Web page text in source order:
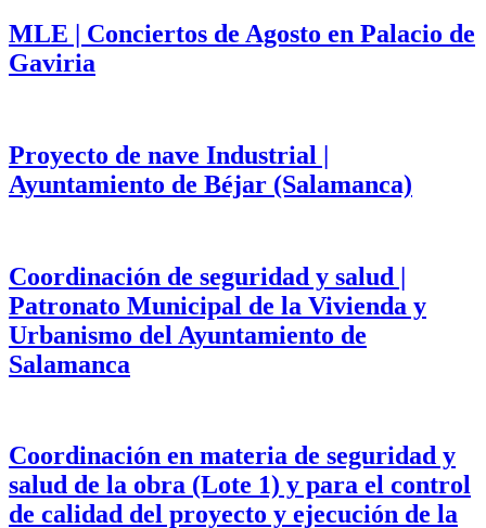
MLE | Conciertos de Agosto en Palacio de
Gaviria
Proyecto de nave Industrial |
Ayuntamiento de Béjar (Salamanca)
Coordinación de seguridad y salud |
Patronato Municipal de la Vivienda y
Urbanismo del Ayuntamiento de
Salamanca
Coordinación en materia de seguridad y
salud de la obra (Lote 1) y para el control
de calidad del proyecto y ejecución de la